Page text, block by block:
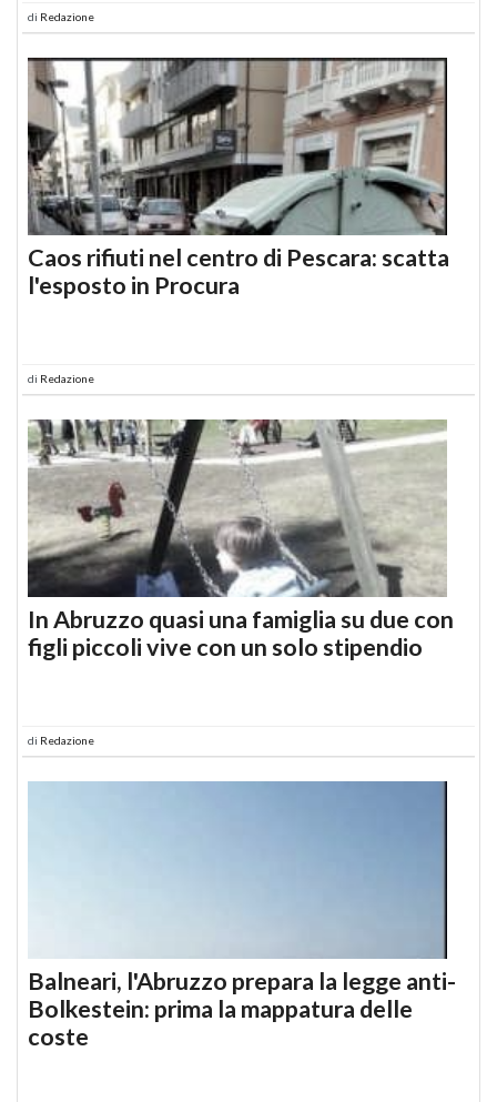
di Redazione
Caos rifiuti nel centro di Pescara: scatta
l'esposto in Procura
di Redazione
In Abruzzo quasi una famiglia su due con
figli piccoli vive con un solo stipendio
di Redazione
Balneari, l'Abruzzo prepara la legge anti-
Bolkestein: prima la mappatura delle
coste